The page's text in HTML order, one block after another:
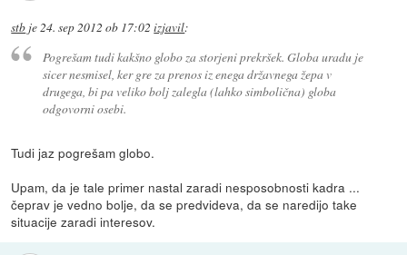
stb je24. sep 2012 ob 17:02 izjavil:
Pogrešam tudi kakšno globo za storjeni prekršek. Globa uradu je
sicer nesmisel, ker gre za prenos iz enega državnega žepa v
drugega, bi pa veliko bolj zalegla (lahko simbolična) globa
odgovorni osebi.
Tudi jaz pogrešam globo.
Upam, da je tale primer nastal zaradi nesposobnosti kadra ...
čeprav je vedno bolje, da se predvideva, da se naredijo take
situacije zaradi interesov.